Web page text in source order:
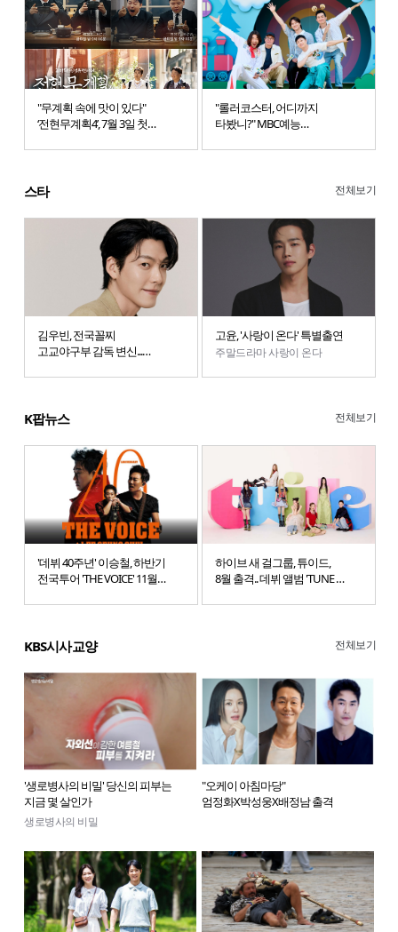
"무계획 속에 맛이 있다"
‘전현무계획4’, 7월 3일 첫
"롤러코스터, 어디까지
타봤니?" MBC예능
고경표, 빠니보틀 탑승
스타 전체보기
김우빈, 전국꼴찌
고교야구부 감독 변신...
고윤, '사랑이 온다' 특별출연
주말드라마 사랑이 온다
K팝뉴스 전체보기
'데뷔 40주년' 이승철, 하반기
전국투어 'THE VOICE' 11월
하이브 새 걸그룹, 튜이드,
8월 출격.. 데뷔 앨범 'TUNE &
KBS시사교양 전체보기
'생로병사의 비밀' 당신의 피부는
지금 몇 살인가
생로병사의 비밀
"오케이 아침마당"
엄정화X박성웅X배정남 출격